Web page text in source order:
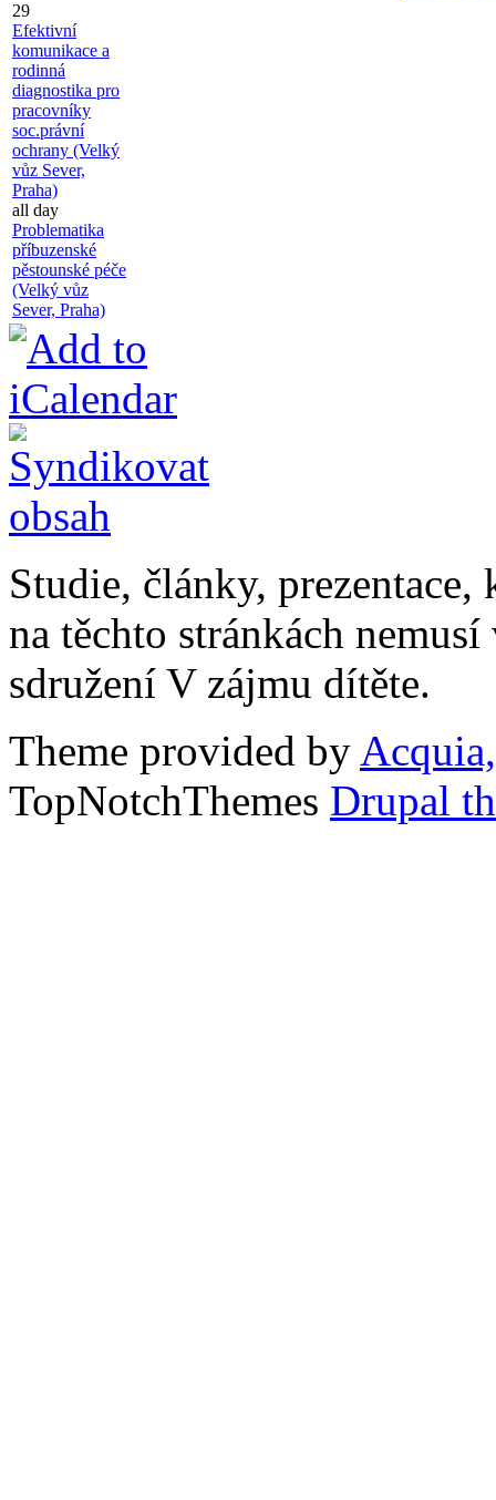
29
Efektivní
komunikace a
rodinná
diagnostika pro
pracovníky
soc.právní
ochrany (Velký
vůz Sever,
Praha)
all day
Problematika
příbuzenské
pěstounské péče
(Velký vůz
Sever, Praha)
Studie, články,
na těchto stránkách
sdružení V zájmu dítěte.
Theme provided by
TopNotchThemes Drupal